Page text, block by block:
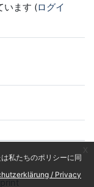
私たちのポリシーに同
/ Privacy
います (ログイ